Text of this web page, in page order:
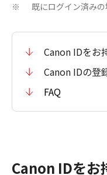
※ 既にログイン済みの
Canon IDをお
Canon IDの登
FAQ
Canon IDをお